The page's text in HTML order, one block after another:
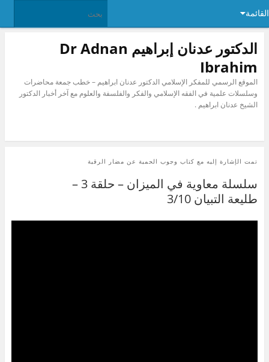
القائمة
الدكتور عدنان إبراهيم Dr Adnan
Ibrahim
الموقع الرسمي للمفكر الإسلامي الدكتور عدنان ابراهيم – خطب جمعة محاضرات
وسلسلات علمية في الفقه الإسلامي والفكر والفلسفة والعلوم مع آخر أخبار الدكتور
الشيخ عدنان ابراهيم .
تمت الإشارة إليه مع كتاب وجوب الحمية عن مضار الرقية
سلسلة معاوية في الميزان – حلقة 3 –
طليعة التبيان 3/10